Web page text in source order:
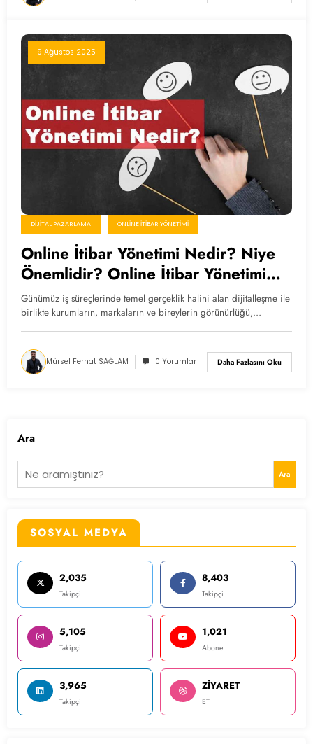
9 Ağustos 2025
DIJITAL PAZARLAMA ONLINE İTIBAR YÖNETIMI
Online İtibar Yönetimi Nedir? Niye
Önemlidir? Online İtibar Yönetimi
Nasıl Uygulanır?
Günümüz iş süreçlerinde temel gerçeklik halini alan dijitalleşme ile
birlikte kurumların, markaların ve bireylerin görünürlüğü,…
Mürsel Ferhat SAĞLAM 0 Yorumlar Daha Fazlasını Oku
Ara
Ara
SOSYAL MEDYA
2,035
Takipçi
8,403
Takipçi
5,105
Takipçi
1,021
Abone
3,965
Takipçi
ZİYARET
ET